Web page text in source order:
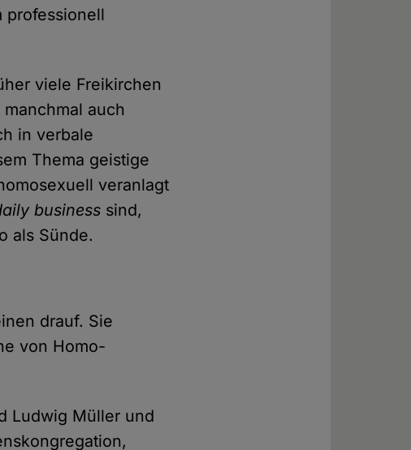
professionell
viele Freikirchen
auch
in verbale
Thema geistige
veranlagt
business sind,
als Sünde.
drauf. Sie
von Homo-
Ludwig Müller und